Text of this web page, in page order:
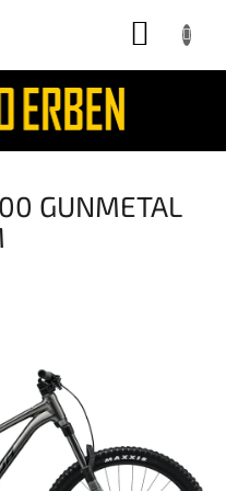
GUNMETAL